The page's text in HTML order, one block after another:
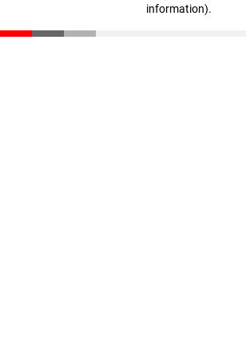
information).